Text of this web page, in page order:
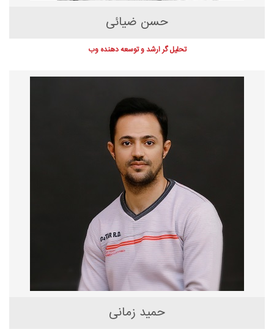
حسن ضیائی
تحلیل گر ارشد و توسعه دهنده وب
حمید زمانی